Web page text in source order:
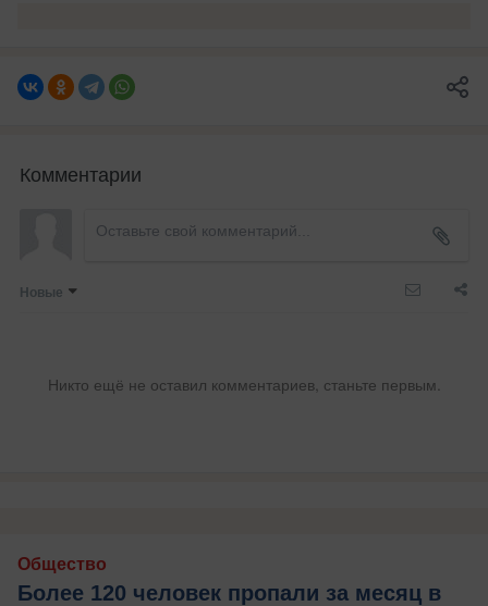
Комментарии
Новые
Никто ещё не оставил комментариев, станьте первым.
Общество
Более 120 человек пропали за месяц в